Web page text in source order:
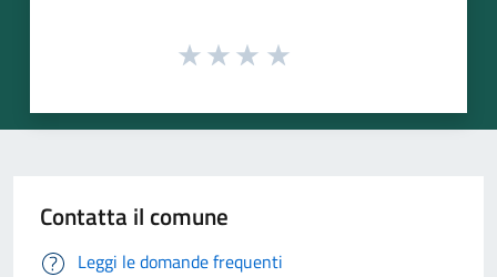
Contatta il comune
Leggi le domande frequenti